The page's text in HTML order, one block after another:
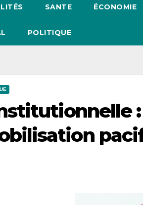
SANTE ÉCONOMIE
POLITIQUE